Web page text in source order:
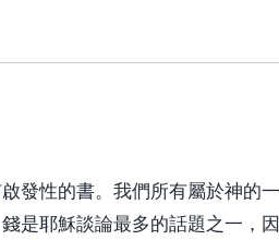
發性的書。我們所有屬於神的
是耶穌談論最多的話題之一，